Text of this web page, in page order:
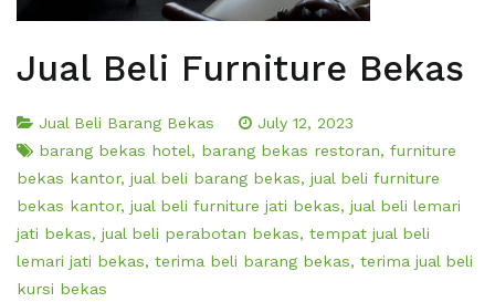
Jual Beli Furniture Bekas
Jual Beli Barang Bekas
July 12, 2023
barang bekas hotel, barang bekas restoran, furniture
bekas kantor, jual beli barang bekas, jual beli furniture
bekas kantor, jual beli furniture jati bekas, jual beli lemari
jati bekas, jual beli perabotan bekas, tempat jual beli
lemari jati bekas, terima beli barang bekas, terima jual beli
kursi bekas